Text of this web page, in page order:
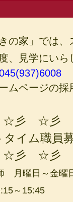
きの家」では
、見学にいら
ームページの
彡 ☆彡
タイム職員
彡 ☆彡
月曜日～金曜
15:45